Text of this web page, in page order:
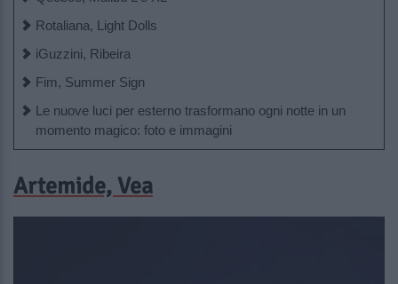
Rotaliana, Light Dolls
iGuzzini, Ribeira
Fim, Summer Sign
Le nuove luci per esterno trasformano ogni notte in un
momento magico: foto e immagini
Artemide, Vea